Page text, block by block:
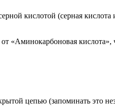
кислотой (серная
кислота»,
цепью (запоминать это